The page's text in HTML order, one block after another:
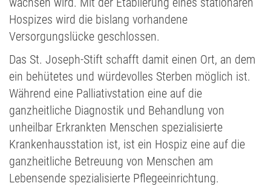
Hospizes wird die bislang vorhandene
Versorgungslücke geschlossen.
Das St. Joseph-Stift schafft damit einen Ort, an dem
ein behütetes und würdevolles Sterben möglich ist.
Während eine Palliativstation eine auf die
ganzheitliche Diagnostik und Behandlung von
unheilbar Erkrankten Menschen spezialisierte
Krankenhausstation ist, ist ein Hospiz eine auf die
ganzheitliche Betreuung von Menschen am
Lebensende spezialisierte Pflegeeinrichtung.